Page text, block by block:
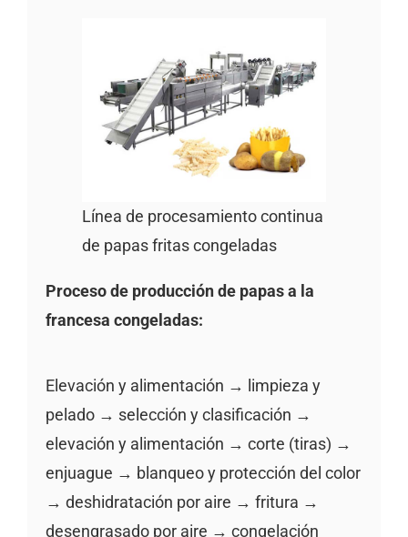
Línea de procesamiento continua
de papas fritas congeladas
Proceso de producción de papas a la
francesa congeladas:
Elevación y alimentación → limpieza y
pelado → selección y clasificación →
elevación y alimentación → corte (tiras) →
enjuague → blanqueo y protección del color
→ deshidratación por aire → fritura →
desengrasado por aire → congelación